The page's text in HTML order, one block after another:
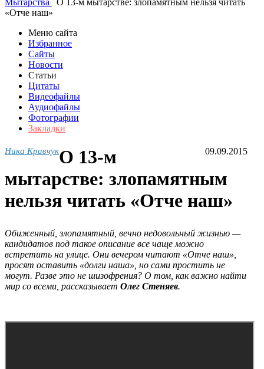
Мытарства
О 13-м мытарстве: злопамятным нельзя читать
«Отче наш»
Меню сайта
Избранное
Сайты
Новости
Статьи
Цитаты
Видеофайлы
Аудиофайлы
Фотографии
Закладки
Ника Кравчук 09.09.2015
О 13-м
мытарстве: злопамятным
нельзя читать «Отче наш»
Обиженный, злопамятный, вечно недовольный жизнью —
кандидатов под такое описание все чаще можно
встретить на улице. Они вечером читают «Отче наш»,
просят оставить «долги наша», но сами простить не
могут. Разве это не шизофрения? О том, как важно найти
мир со всеми, рассказывает Олег Стеняев.